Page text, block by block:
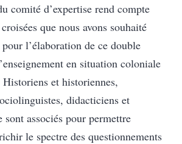
comité d’expertise rend compte
que nous avons souhaité
l’élaboration de ce double
en situation coloniale
et historiennes,
didacticiens et
sont associés pour permettre
le spectre des questionnements